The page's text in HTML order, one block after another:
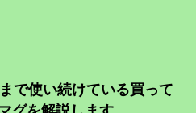
で使い続けている買って